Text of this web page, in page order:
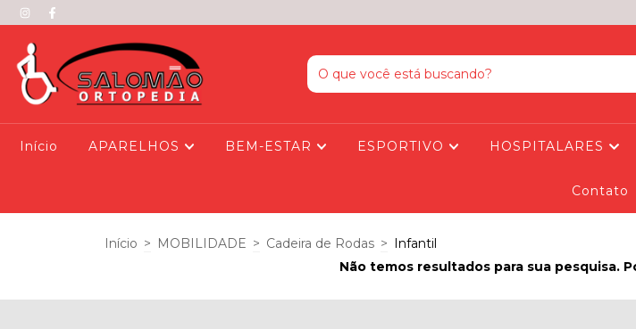
Início APARELHOS BEM-ESTAR ESPORTIVO HOSPITALARES
Contato
Início > MOBILIDADE > Cadeira de Rodas > Infantil
Não temos resultados para sua pesquisa.